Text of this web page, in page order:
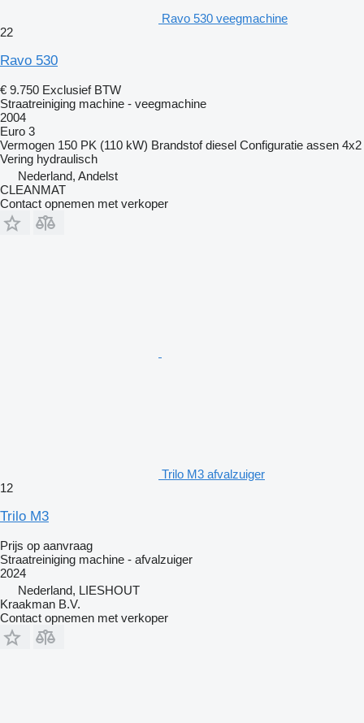
Ravo 530 veegmachine
22
Ravo 530
€ 9.750 Exclusief BTW
Straatreiniging machine - veegmachine
2004
Euro 3
Vermogen 150 PK (110 kW) Brandstof diesel Configuratie assen 4x2
Vering hydraulisch
Nederland, Andelst
CLEANMAT
Contact opnemen met verkoper
Trilo M3 afvalzuiger
12
Trilo M3
Prijs op aanvraag
Straatreiniging machine - afvalzuiger
2024
Nederland, LIESHOUT
Kraakman B.V.
Contact opnemen met verkoper